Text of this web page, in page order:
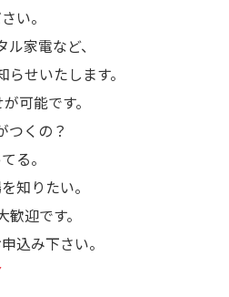
い。
家電など、
せいたします。
可能です。
つくの？
る。
知りたい。
迎です。
込み下さい。